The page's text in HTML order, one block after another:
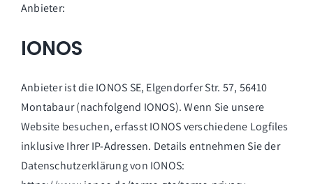
Anbieter:
IONOS
Anbieter ist die IONOS SE, Elgendorfer Str. 57, 56410
Montabaur (nachfolgend IONOS). Wenn Sie unsere
Website besuchen, erfasst IONOS verschiedene Logfiles
inklusive Ihrer IP-Adressen. Details entnehmen Sie der
Datenschutzerklärung von IONOS: